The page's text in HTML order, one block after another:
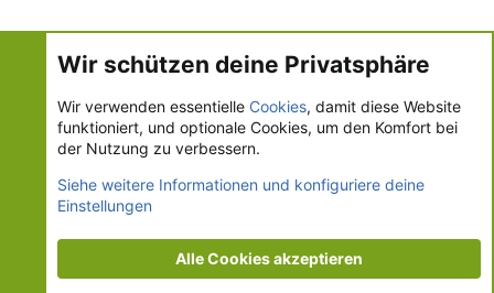
Wir schützen deine Privatsphäre
Wir verwenden essentielle Cookies, damit diese Website
funktioniert, und optionale Cookies, um den Komfort bei
der Nutzung zu verbessern.
Siehe weitere Informationen und konfiguriere deine
Einstellungen
Alle Cookies akzeptieren